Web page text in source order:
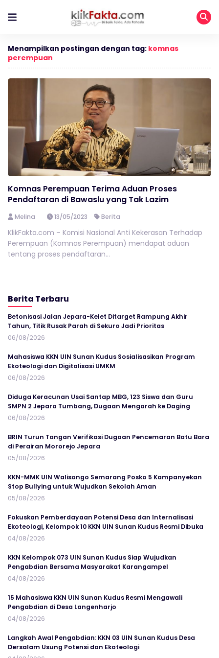
Menampilkan postingan dengan tag: komnas
perempuan
Komnas Perempuan Terima Aduan Proses
Pendaftaran di Bawaslu yang Tak Lazim
Melina 13/05/2023 Berita
KlikFakta.com – Komisi Nasional Anti Kekerasan Terhadap
Perempuan (Komnas Perempuan) mendapat aduan
tentang proses pendaftaran...
Berita Terbaru
Betonisasi Jalan Jepara-Kelet Ditarget Rampung Akhir
Tahun, Titik Rusak Parah di Sekuro Jadi Prioritas
06/08/2026
Mahasiswa KKN UIN Sunan Kudus Sosialisasikan Program
Ekoteologi dan Digitalisasi UMKM
06/08/2026
Diduga Keracunan Usai Santap MBG, 123 Siswa dan Guru
SMPN 2 Jepara Tumbang, Dugaan Mengarah ke Daging
06/08/2026
BRIN Turun Tangan Verifikasi Dugaan Pencemaran Batu Bara
di Perairan Mororejo Jepara
05/08/2026
KKN-MMK UIN Walisongo Semarang Posko 5 Kampanyekan
Stop Bullying untuk Wujudkan Sekolah Aman
05/08/2026
Fokuskan Pemberdayaan Potensi Desa dan Internalisasi
Ekoteologi, Kelompok 10 KKN UIN Sunan Kudus Resmi Dibuka
04/08/2026
KKN Kelompok 073 UIN Sunan Kudus Siap Wujudkan
Pengabdian Bersama Masyarakat Karangampel
04/08/2026
15 Mahasiswa KKN UIN Sunan Kudus Resmi Mengawali
Pengabdian di Desa Langenharjo
04/08/2026
Langkah Awal Pengabdian: KKN 03 UIN Sunan Kudus Desa
Dersalam Usung Potensi dan Ekoteologi